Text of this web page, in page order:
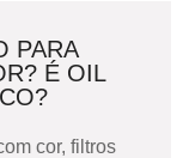
PARA
É OIL
cor, filtros